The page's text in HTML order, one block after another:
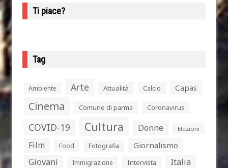
Ti piace?
Tag
Ambiente Arte Attualità Calcio Capas
Cinema Comune di parma Coronavirus
COVID-19 Cultura Donne Elezioni
Film Food Fotografia Giornalismo
Giovani Immigrazione Intervista Italia